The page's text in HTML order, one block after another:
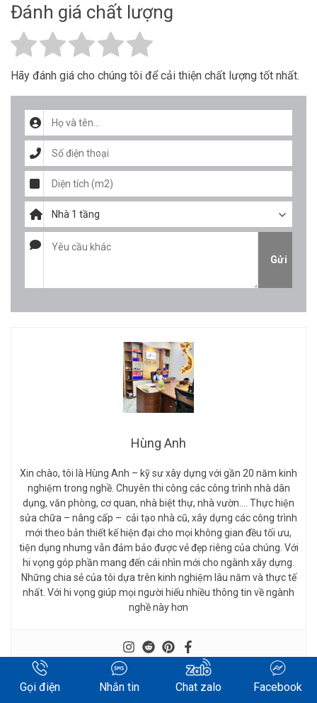
Đánh giá chất lượng
Hãy đánh giá cho chúng tôi để cải thiện chất lượng tốt nhất.
Hùng Anh
Xin chào, tôi là Hùng Anh – kỹ sư xây dựng với gần 20 năm kinh
nghiệm trong nghề. Chuyên thi công các công trình nhà dân
dụng, văn phòng, cơ quan, nhà biệt thự, nhà vườn…. Thực hiện
sửa chữa – nâng cấp – cải tạo nhà cũ, xây dựng các công trình
mới theo bản thiết kế hiện đại cho mọi không gian đều tối ưu,
tiện dụng nhưng vẫn đảm bảo được vẻ đẹp riêng của chúng. Với
hi vọng góp phần mang đến cái nhìn mới cho ngành xây dựng.
Những chia sẻ của tôi dựa trên kinh nghiệm lâu năm và thực tế
nhất. Với hi vọng giúp mọi người hiểu nhiều thông tin về ngành
nghề này hơn
Gọi điện Nhắn tin Chat zalo Facebook